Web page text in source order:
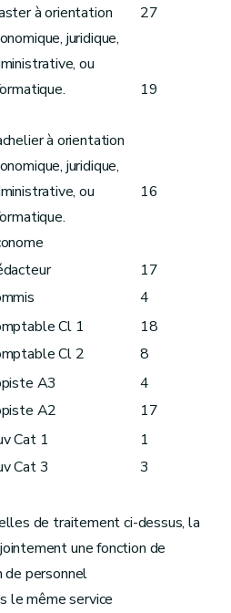
à orientation
juridique,
ou
à orientation
juridique,
ou
27
19
16
17
4
Cl 1
18
Cl 2
8
A3
4
A2
17
Cat 1
1
Cat 3
3
de traitement ci-dessus, la
une fonction de
de personnel
le même service